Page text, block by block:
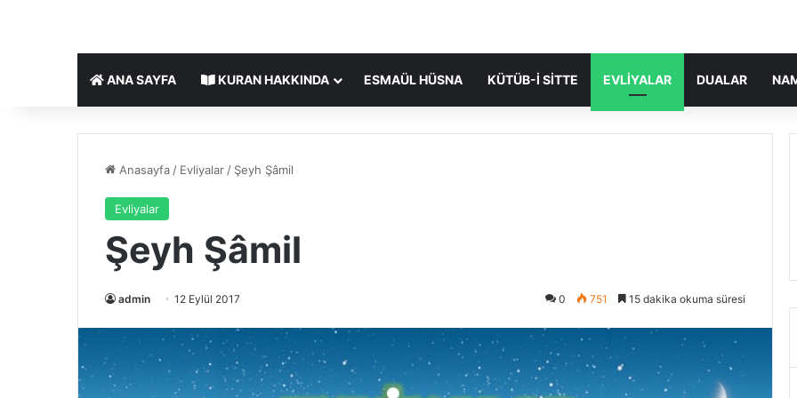
ANA SAYFA KURAN HAKKINDA ESMAÜL HÜSNA KÜTÜB-I SITTE EVLIYALAR DUALAR
Anasayfa / Evliyalar / Şeyh Şâmil
Evliyalar
Şeyh Şâmil
admin 12 Eylül 2017 0 751 15 dakika okuma süresi